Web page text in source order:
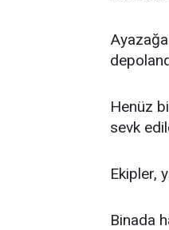
Henüz
sevk
Ekipler,
Binada